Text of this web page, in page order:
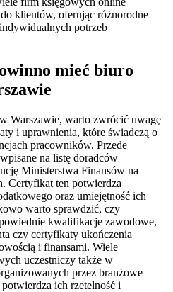
klientów, oferując różnorodne
potrzeb
mieć biuro
Warszawie, warto zwrócić uwagę
i uprawnienia, które świadczą o
pracowników. Przede
na listę doradców
Ministerstwa Finansów na
Certyfikat ten potwierdza
oraz umiejętność ich
warto sprawdzić, czy
kwalifikacje zawodowe,
czy certyfikaty ukończenia
i finansami. Wiele
uczestniczy także w
przez branżowe
ich rzetelność i